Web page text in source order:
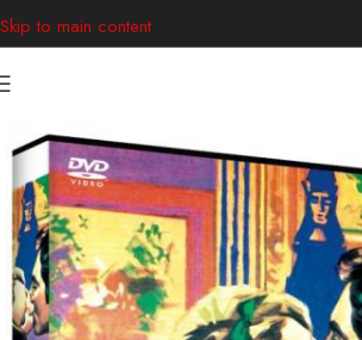
Skip to main content